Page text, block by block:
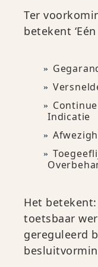
Ter
betekent
Indicatie
Het
toetsbaar
gereguleerd